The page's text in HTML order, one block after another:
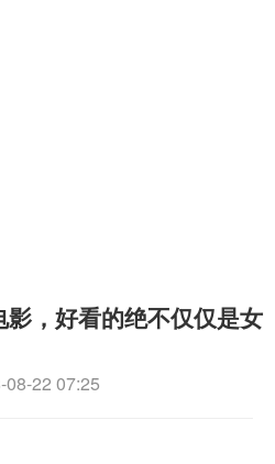
影，好看的绝不仅仅是女
08-22 07:25